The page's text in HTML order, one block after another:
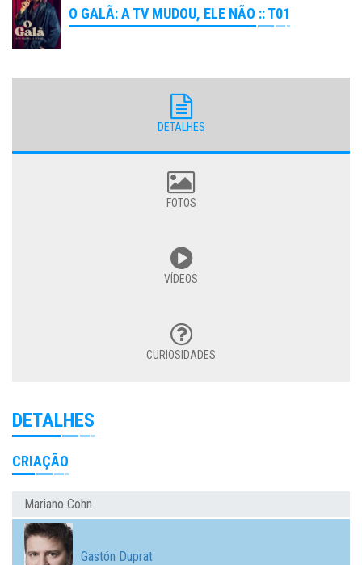
O GALÃ: A TV MUDOU, ELE NÃO :: T01
DETALHES
FOTOS
VÍDEOS
CURIOSIDADES
DETALHES
CRIAÇÃO
Mariano Cohn
Gastón Duprat